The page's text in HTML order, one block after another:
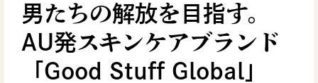
男たちの解放を目指す。
AU発スキンケアブランド
「Good Stuff Global」